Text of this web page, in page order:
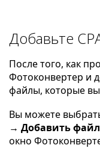
Добавьте
После того, как
Фотоконвертер и
файлы, которые
Вы можете
→ Добавить
окно